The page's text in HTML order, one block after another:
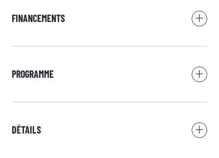
FINANCEMENTS
PROGRAMME
DÉTAILS